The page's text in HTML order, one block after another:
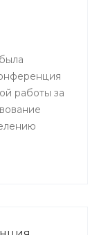
работы за